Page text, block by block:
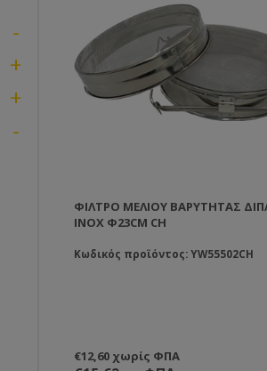
ΦΊΛΤΡΟ ΜΕΛΙΟΎ ΒΑΡΎΤΗΤΑΣ
ΙΝΟΧ Φ23CM CH
Κωδικός προϊόντος: YW55502CH
€12,60 χωρίς ΦΠΑ
-
+
+
-